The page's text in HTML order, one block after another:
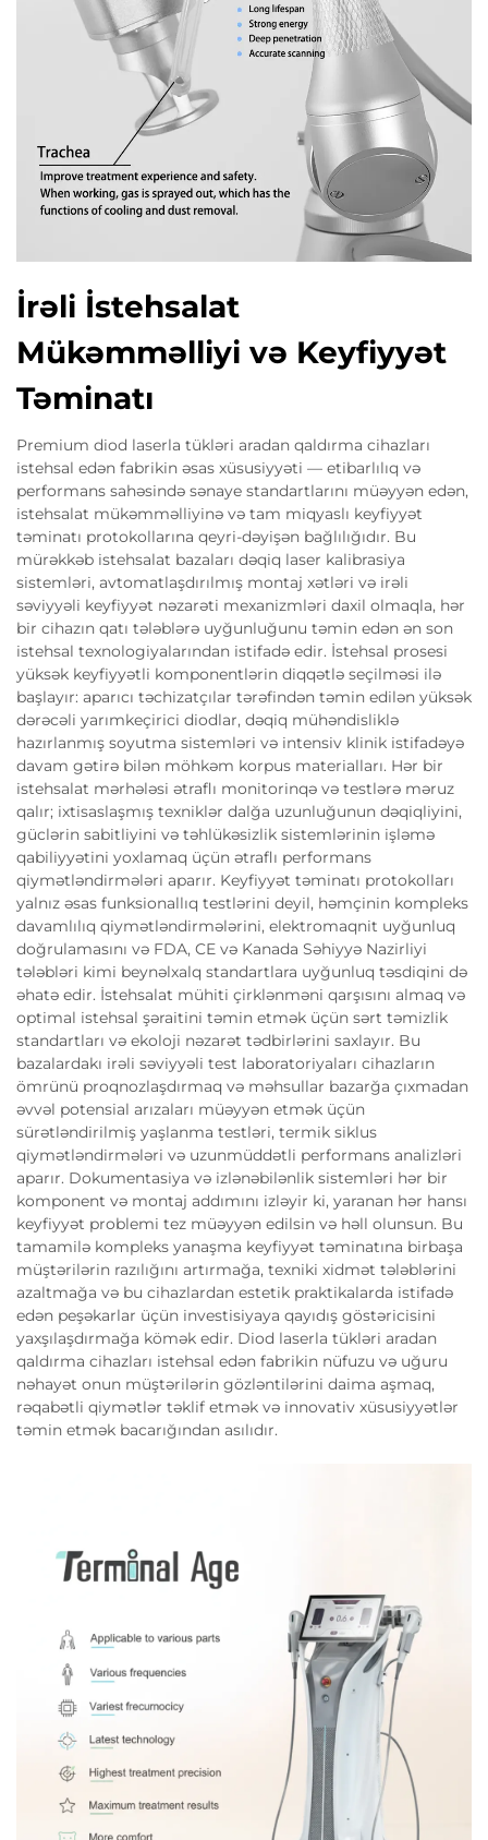
İrəli İstehsalat
Mükəmməlliyi və Keyfiyyət
Təminatı
Premium diod laserla tükləri aradan qaldırma cihazları
istehsal edən fabrikin əsas xüsusiyyəti — etibarlılıq və
performans sahəsində sənaye standartlarını müəyyən edən,
istehsalat mükəmməlliyinə və tam miqyaslı keyfiyyət
təminatı protokollarına qeyri-dəyişən bağlılığıdır. Bu
mürəkkəb istehsalat bazaları dəqiq laser kalibrasiya
sistemləri, avtomatlaşdırılmış montaj xətləri və irəli
səviyyəli keyfiyyət nəzarəti mexanizmləri daxil olmaqla, hər
bir cihazın qatı tələblərə uyğunluğunu təmin edən ən son
istehsal texnologiyalarından istifadə edir. İstehsal prosesi
yüksək keyfiyyətli komponentlərin diqqətlə seçilməsi ilə
başlayır: aparıcı təchizatçılar tərəfindən təmin edilən yüksək
dərəcəli yarımkeçirici diodlar, dəqiq mühəndisliklə
hazırlanmış soyutma sistemləri və intensiv klinik istifadəyə
davam gətirə bilən möhkəm korpus materialları. Hər bir
istehsalat mərhələsi ətraflı monitorinqə və testlərə məruz
qalır; ixtisaslaşmış texniklər dalğa uzunluğunun dəqiqliyini,
güclərin sabitliyini və təhlükəsizlik sistemlərinin işləmə
qabiliyyətini yoxlamaq üçün ətraflı performans
qiymətləndirmələri aparır. Keyfiyyət təminatı protokolları
yalnız əsas funksionallıq testlərini deyil, həmçinin kompleks
davamlılıq qiymətləndirmələrini, elektromaqnit uyğunluq
doğrulamasını və FDA, CE və Kanada Səhiyyə Nazirliyi
tələbləri kimi beynəlxalq standartlara uyğunluq təsdiqini də
əhatə edir. İstehsalat mühiti çirklənməni qarşısını almaq və
optimal istehsal şəraitini təmin etmək üçün sərt təmizlik
standartları və ekoloji nəzarət tədbirlərini saxlayır. Bu
bazalardakı irəli səviyyəli test laboratoriyaları cihazların
ömrünü proqnozlaşdırmaq və məhsullar bazarğa çıxmadan
əvvəl potensial arızaları müəyyən etmək üçün
sürətləndirilmiş yaşlanma testləri, termik siklus
qiymətləndirmələri və uzunmüddətli performans analizləri
aparır. Dokumentasiya və izlənəbilənlik sistemləri hər bir
komponent və montaj addımını izləyir ki, yaranan hər hansı
keyfiyyət problemi tez müəyyən edilsin və həll olunsun. Bu
tamamilə kompleks yanaşma keyfiyyət təminatına birbaşa
müştərilərin razılığını artırmağa, texniki xidmət tələblərini
azaltmağa və bu cihazlardan estetik praktikalarda istifadə
edən peşəkarlar üçün investisiyaya qayıdış göstəricisini
yaxşılaşdırmağa kömək edir. Diod laserla tükləri aradan
qaldırma cihazları istehsal edən fabrikin nüfuzu və uğuru
nəhayət onun müştərilərin gözləntilərini daima aşmaq,
rəqabətli qiymətlər təklif etmək və innovativ xüsusiyyətlər
təmin etmək bacarığından asılıdır.